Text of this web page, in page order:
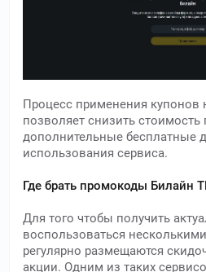
Процесс применения купонов
позволяет снизить
дополнительные бесплатные
использования сервиса.
Где брать промокоды Билайн
Для того чтобы получить
воспользоваться
регулярно размещаются
акции. Одним из таких